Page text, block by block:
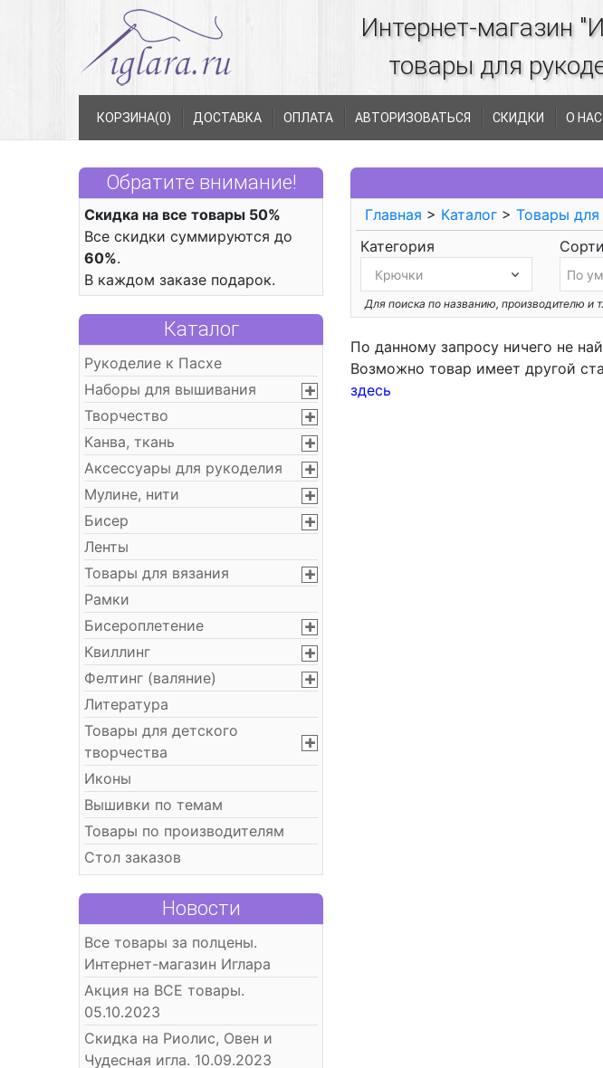
Интернет-магазин
товары для
КОРЗИНА(0) ДОСТАВКА ОПЛАТА АВТОРИЗОВАТЬСЯ СКИДКИ О НАС
Обратите внимание!
Скидка на все товары 50%
Все скидки суммируются до
60%.
В каждом заказе подарок.
Каталог
Рукоделие к Пасхе
Наборы для вышивания
Творчество
Канва, ткань
Аксессуары для рукоделия
Мулине, нити
Бисер
Ленты
Товары для вязания
Рамки
Бисероплетение
Квиллинг
Фелтинг (валяние)
Литература
Товары для детского
творчества
Иконы
Вышивки по темам
Товары по производителям
Стол заказов
Новости
Все товары за полцены.
Интернет-магазин Иглара
Акция на ВСЕ товары.
05.10.2023
Скидка на Риолис, Овен и
Чудесная игла. 10.09.2023
Главная > Каталог > Товары для
Категория
Для поиска по названию, производителю и
По данному запросу ничего не
Возможно товар имеет другой
здесь